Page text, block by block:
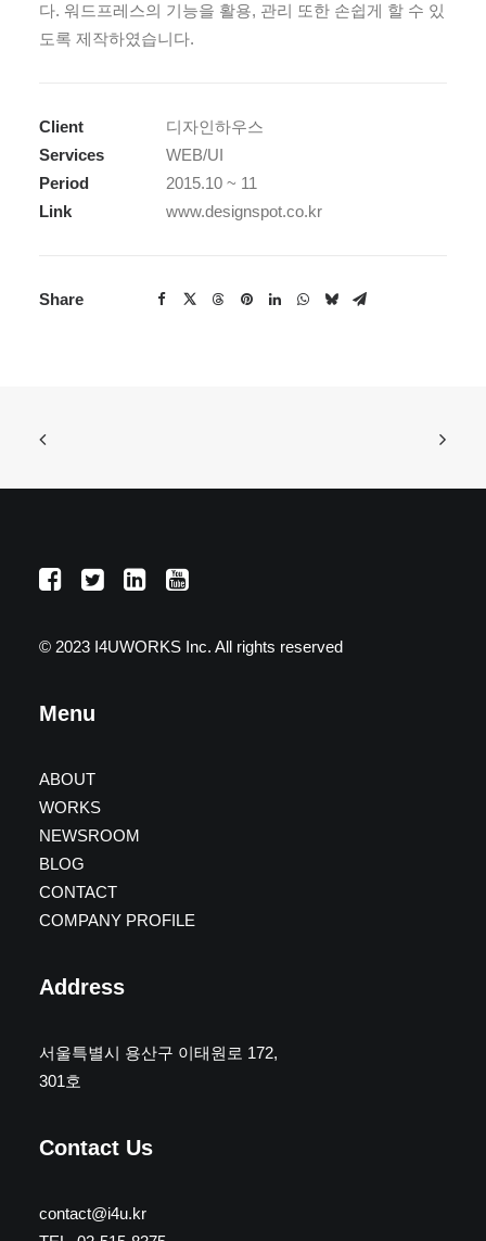
다. 워드프레스의 기능을 활용, 관리 또한 손쉽게 할 수 있
도록 제작하였습니다.
Client
디자인하우스
Services
WEB/UI
Period
2015.10 ~ 11
Link
www.designspot.co.kr
Share
© 2023 I4UWORKS Inc. All rights reserved
Menu
ABOUT
WORKS
NEWSROOM
BLOG
CONTACT
COMPANY PROFILE
Address
서울특별시 용산구 이태원로 172,
301호
Contact Us
contact@i4u.kr